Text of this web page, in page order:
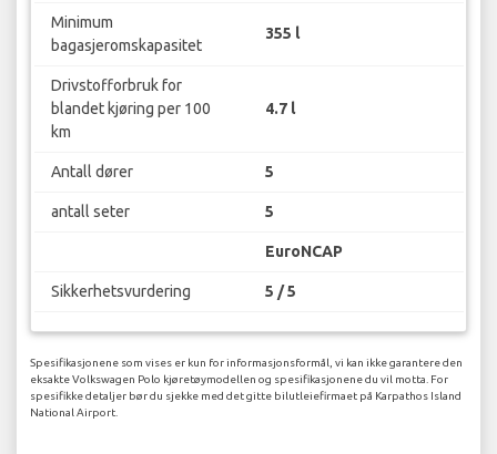
Minimum
bagasjeromskapasitet
355 l
Drivstofforbruk for
blandet kjøring per 100
km
4.7 l
Antall dører 5
antall seter 5
EuroNCAP
Sikkerhetsvurdering 5 / 5
Spesifikasjonene som vises er kun for informasjonsformål, vi kan ikke garantere den
eksakte Volkswagen Polo kjøretøymodellen og spesifikasjonene du vil motta. For
spesifikke detaljer bør du sjekke med det gitte bilutleiefirmaet på Karpathos Island
National Airport.